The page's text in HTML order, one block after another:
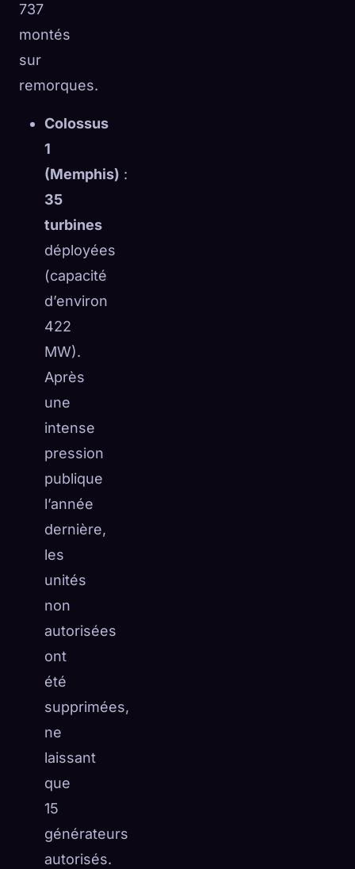
737
montés
sur
remorques.
Colossus
1
(Memphis) :
35
turbines
déployées
(capacité
d’environ
422
MW).
Après
une
intense
pression
publique
l’année
dernière,
les
unités
non
autorisées
ont
été
supprimées,
ne
laissant
que
15
générateurs
autorisés.